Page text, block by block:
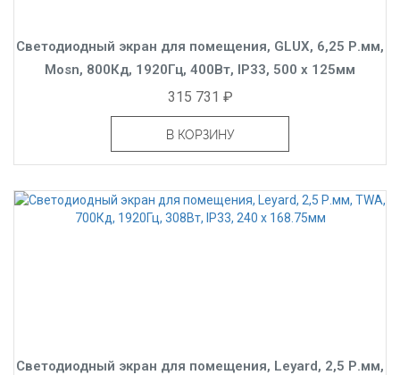
Светодиодный экран для помещения, GLUX, 6,25 Р.мм,
Mosn, 800Кд, 1920Гц, 400Вт, IP33, 500 x 125мм
315 731 ₽
В КОРЗИНУ
Светодиодный экран для помещения, Leyard, 2,5 Р.мм,